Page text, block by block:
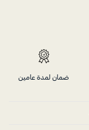
ضمان لمدة عامين